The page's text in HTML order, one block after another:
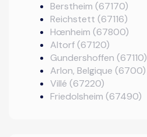
Berstheim (67170)
Reichstett (67116)
Hœnheim (67800)
Altorf (67120)
Gundershoffen (67110)
Arlon, Belgique (6700)
Villé (67220)
Friedolsheim (67490)